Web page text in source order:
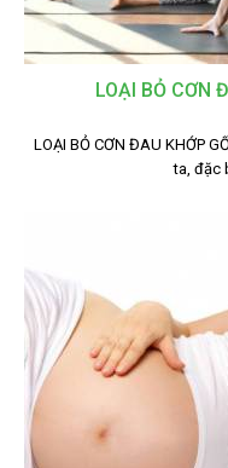
LOẠI BỎ CƠN
LOẠI BỎ CƠN ĐAU KHỚP
ta, đặc